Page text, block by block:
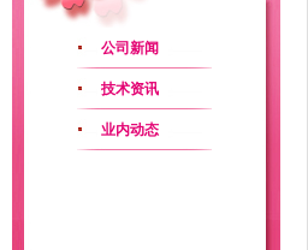
公司新闻
技术资讯
业内动态